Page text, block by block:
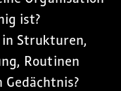
ist?
in Strukturen,
Routinen